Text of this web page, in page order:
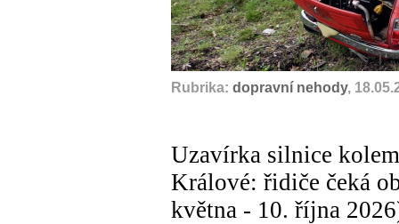
Rubrika: dopravní nehody,
Uzavírka silnice
Králové: řidiče čeká
května - 10. října